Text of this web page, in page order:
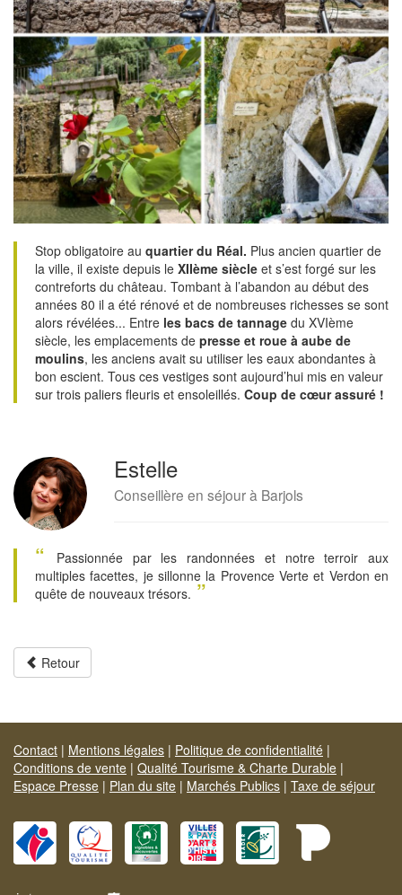
Stop obligatoire au quartier du Réal. Plus ancien quartier de
la ville, il existe depuis le XIIème siècle et s’est forgé sur les
contreforts du château. Tombant à l’abandon au début des
années 80 il a été rénové et de nombreuses richesses se sont
alors révélées... Entre les bacs de tannage du XVIème
siècle, les emplacements de presse et roue à aube de
moulins, les anciens avait su utiliser les eaux abondantes à
bon escient. Tous ces vestiges sont aujourd’hui mis en valeur
sur trois paliers fleuris et ensoleillés. Coup de cœur assuré !
Estelle
Conseillère en séjour à Barjols
“
Passionnée par les randonnées et notre terroir aux
multiples facettes, je sillonne la Provence Verte et Verdon en
quête de nouveaux trésors. ”
Retour
Contact | Mentions légales | Politique de confidentialité |
Conditions de vente | Qualité Tourisme & Charte Durable |
Espace Presse | Plan du site | Marchés Publics | Taxe de séjour